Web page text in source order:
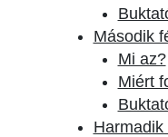
Második
Mi az?
Miért